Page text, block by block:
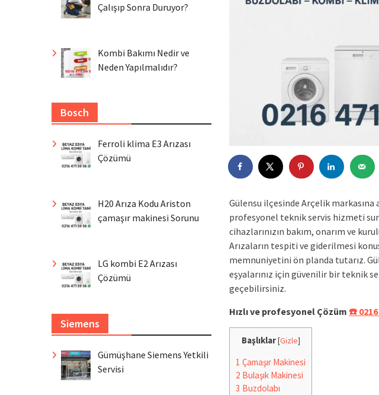
Gülensu ilçesinde Arçelik markasına
profesyonel teknik servis hizmeti
cihazlarınızın bakım, onarım ve
Arızaların tespiti ve giderilmesi
memnuniyetini ön planda tutarız.
eşyalarınız için güvenilir bir teknik
geçebilirsiniz.
Hızlı ve profesyonel Çözüm ☎️ 0216
Başlıklar [Gizle]
1 Çamaşır Makinesi
2 Bulaşık Makinesi
3 Buzdolabı
Çalışıp Sonra Duruyor?
Kombi Bakımı Nedir ve
Neden Yapılmalıdır?
Bosch
Ferroli klima E3 Arızası
Çözümü
H20 Arıza Kodu Ariston
çamaşır makinesi Sorunu
LG kombi E2 Arızası
Çözümü
Siemens
Gümüşhane Siemens Yetkili
Servisi